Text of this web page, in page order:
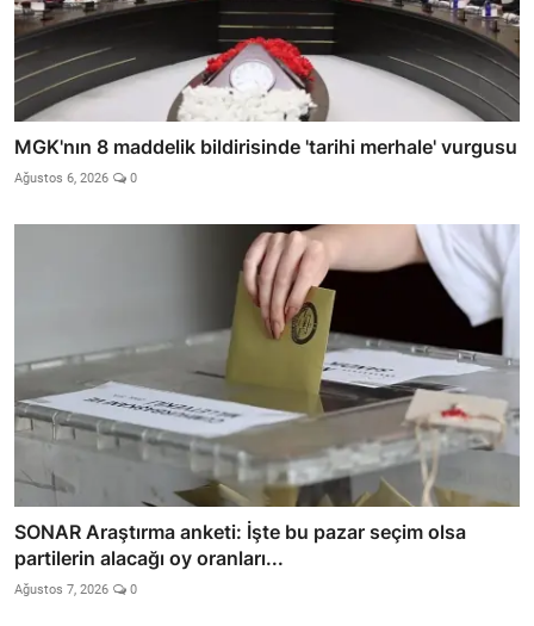
MGK'nın 8 maddelik bildirisinde 'tarihi merhale' vurgusu
Ağustos 6, 2026 0
SONAR Araştırma anketi: İşte bu pazar seçim olsa
partilerin alacağı oy oranları...
Ağustos 7, 2026 0